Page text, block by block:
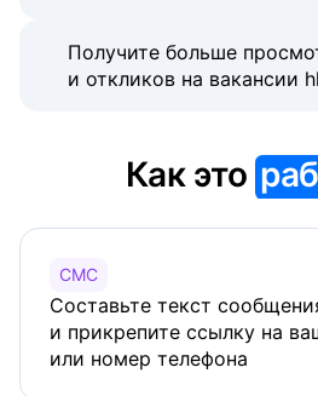
Получите больше
и откликов на вакансии
Как это
СМС
Составьте текст
и прикрепите ссылку на
или номер телефона